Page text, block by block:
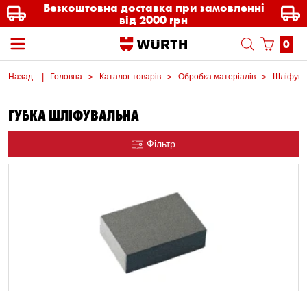
Безкоштовна доставка при замовленні
від 2000 грн
0
Назад Головна Каталог товарів Обробка матеріалів
ГУБКА ШЛІФУВАЛЬНА
Фільтр